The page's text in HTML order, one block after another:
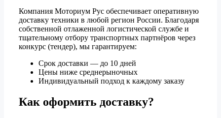
Компания Моториум Рус обеспечивает оперативную
доставку техники в любой регион России. Благодаря
собственной отлаженной логистической службе и
тщательному отбору транспортных партнёров через
конкурс (тендер), мы гарантируем:
Срок доставки — до 10 дней
Цены ниже среднерыночных
Индивидуальный подход к каждому заказу
Как оформить доставку?